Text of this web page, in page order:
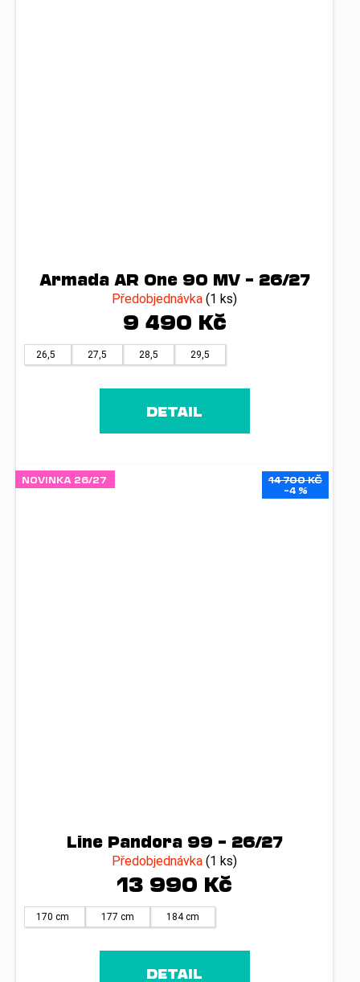
Armada AR One 90 MV – 26/27
Předobjednávka (1 ks)
9 490 Kč
26,5 27,5 28,5 29,5
DETAIL
NOVINKA 26/27
14 700 KČ
–4 %
Line Pandora 99 – 26/27
Předobjednávka (1 ks)
13 990 Kč
170 cm 177 cm 184 cm
DETAIL